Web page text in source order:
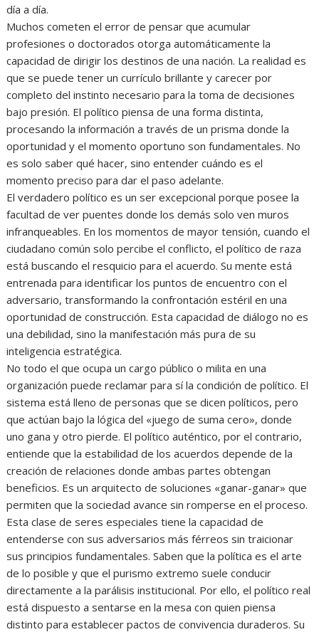
día a día.
Muchos cometen el error de pensar que acumular
profesiones o doctorados otorga automáticamente la
capacidad de dirigir los destinos de una nación. La realidad es
que se puede tener un currículo brillante y carecer por
completo del instinto necesario para la toma de decisiones
bajo presión. El político piensa de una forma distinta,
procesando la información a través de un prisma donde la
oportunidad y el momento oportuno son fundamentales. No
es solo saber qué hacer, sino entender cuándo es el
momento preciso para dar el paso adelante.
El verdadero político es un ser excepcional porque posee la
facultad de ver puentes donde los demás solo ven muros
infranqueables. En los momentos de mayor tensión, cuando el
ciudadano común solo percibe el conflicto, el político de raza
está buscando el resquicio para el acuerdo. Su mente está
entrenada para identificar los puntos de encuentro con el
adversario, transformando la confrontación estéril en una
oportunidad de construcción. Esta capacidad de diálogo no es
una debilidad, sino la manifestación más pura de su
inteligencia estratégica.
No todo el que ocupa un cargo público o milita en una
organización puede reclamar para sí la condición de político. El
sistema está lleno de personas que se dicen políticos, pero
que actúan bajo la lógica del «juego de suma cero», donde
uno gana y otro pierde. El político auténtico, por el contrario,
entiende que la estabilidad de los acuerdos depende de la
creación de relaciones donde ambas partes obtengan
beneficios. Es un arquitecto de soluciones «ganar-ganar» que
permiten que la sociedad avance sin romperse en el proceso.
Esta clase de seres especiales tiene la capacidad de
entenderse con sus adversarios más férreos sin traicionar
sus principios fundamentales. Saben que la política es el arte
de lo posible y que el purismo extremo suele conducir
directamente a la parálisis institucional. Por ello, el político real
está dispuesto a sentarse en la mesa con quien piensa
distinto para establecer pactos de convivencia duraderos. Su